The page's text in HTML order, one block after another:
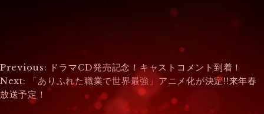
投
稿
Previous:
ドラマCD発売記念！キャストコメント到着！
Next: 「ありふれた職業で世界最強」アニメ化が決定!!来年春
放送予定！